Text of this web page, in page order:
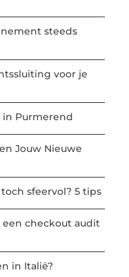
steeds
voor je
in Purmerend
Jouw Nieuwe
sfeervol? 5 tips
een checkout audit
in Italië?